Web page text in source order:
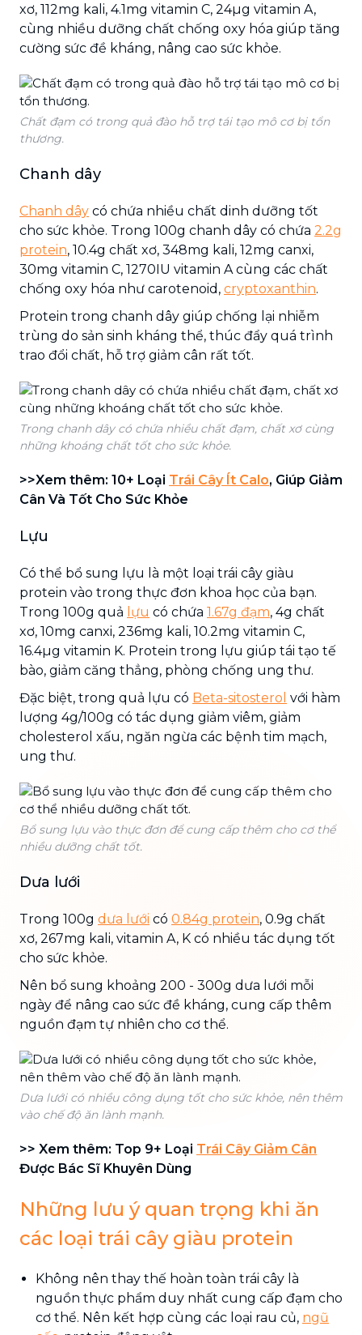
xơ, 112mg kali, 4.1mg vitamin C, 24µg vitamin A,
cùng nhiều dưỡng chất chống oxy hóa giúp tăng
cường sức đề kháng, nâng cao sức khỏe.
Chất đạm có trong quả đào hỗ trợ tái tạo mô cơ bị tổn
thương.
Chanh dây
Chanh dây có chứa nhiều chất dinh dưỡng tốt
cho sức khỏe. Trong 100g chanh dây có chứa 2.2g
protein, 10.4g chất xơ, 348mg kali, 12mg canxi,
30mg vitamin C, 1270IU vitamin A cùng các chất
chống oxy hóa như carotenoid, cryptoxanthin.
Protein trong chanh dây giúp chống lại nhiễm
trùng do sản sinh kháng thể, thúc đẩy quá trình
trao đổi chất, hỗ trợ giảm cân rất tốt.
Trong chanh dây có chứa nhiều chất đạm, chất xơ cùng
những khoáng chất tốt cho sức khỏe.
>>Xem thêm: 10+ Loại Trái Cây Ít Calo, Giúp Giảm
Cân Và Tốt Cho Sức Khỏe
Lựu
Có thể bổ sung lựu là một loại trái cây giàu
protein vào trong thực đơn khoa học của bạn.
Trong 100g quả lựu có chứa 1.67g đạm, 4g chất
xơ, 10mg canxi, 236mg kali, 10.2mg vitamin C,
16.4µg vitamin K. Protein trong lựu giúp tái tạo tế
bào, giảm căng thẳng, phòng chống ung thư.
Đặc biệt, trong quả lựu có Beta-sitosterol với hàm
lượng 4g/100g có tác dụng giảm viêm, giảm
cholesterol xấu, ngăn ngừa các bệnh tim mạch,
ung thư.
Bổ sung lựu vào thực đơn để cung cấp thêm cho cơ thể
nhiều dưỡng chất tốt.
Dưa lưới
Trong 100g dưa lưới có 0.84g protein, 0.9g chất
xơ, 267mg kali, vitamin A, K có nhiều tác dụng tốt
cho sức khỏe.
Nên bổ sung khoảng 200 - 300g dưa lưới mỗi
ngày để nâng cao sức đề kháng, cung cấp thêm
nguồn đạm tự nhiên cho cơ thể.
Dưa lưới có nhiều công dụng tốt cho sức khỏe, nên thêm
vào chế độ ăn lành mạnh.
>> Xem thêm: Top 9+ Loại Trái Cây Giảm Cân
Được Bác Sĩ Khuyên Dùng
Những lưu ý quan trọng khi ăn
các loại trái cây giàu protein
Không nên thay thế hoàn toàn trái cây là
nguồn thực phẩm duy nhất cung cấp đạm cho
cơ thể. Nên kết hợp cùng các loại rau củ, ngũ